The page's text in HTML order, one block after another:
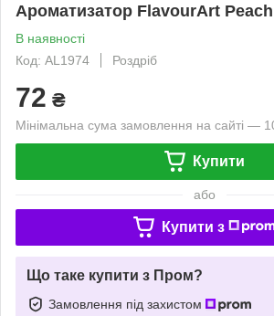
Ароматизатор FlavourArt Peach
В наявності
Код: AL1974
Роздріб
72 ₴
Мінімальна сума замовлення на сайті —
Купити
або
Купити з
Що таке купити з Пром?
Замовлення під захистом